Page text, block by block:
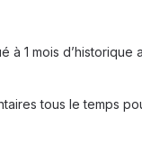
1 mois
tous le temps